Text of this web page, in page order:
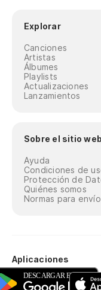
Explorar
Canciones
Artistas
Álbumes
Playlists
Actualizaciones
Lanzamientos
Sobre el sitio web
Ayuda
Condiciones de
Protección de
Quiénes somos
Normas para envío
Aplicaciones